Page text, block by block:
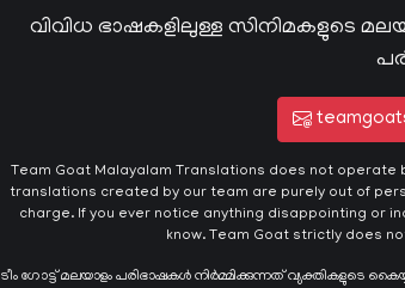
വിവിധ ഭാഷകളിലുള്ള സിനിമകളുടെ
Team Goat Malayalam Translations does not
translations created by our team are purely out of
charge. If you ever notice anything disappointing or
know. Team Goat strictly does
ടീം ഗോട്ട് മലയാളം പരിഭാഷകൾ നിർമ്മിക്കുന്നത്